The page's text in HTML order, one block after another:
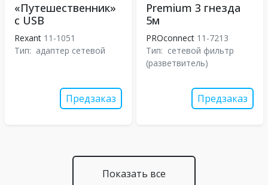
«Путешественник»
с USB
Rexant 11-1051
Тип: адаптер сетевой
Предзаказ
Premium 3 гнезда
5м
PROconnect 11-7213
Тип: сетевой фильтр
(разветвитель)
Предзаказ
Показать все